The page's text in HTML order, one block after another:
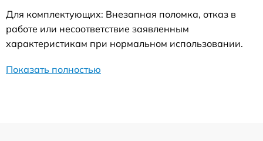
Для комплектующих: Внезапная поломка, отказ в
работе или несоответствие заявленным
характеристикам при нормальном использовании.
Показать полностью